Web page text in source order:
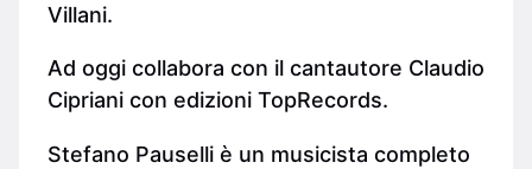
Villani.
Ad oggi collabora con il cantautore Claudio
Cipriani con edizioni TopRecords.
Stefano Pauselli è un musicista completo